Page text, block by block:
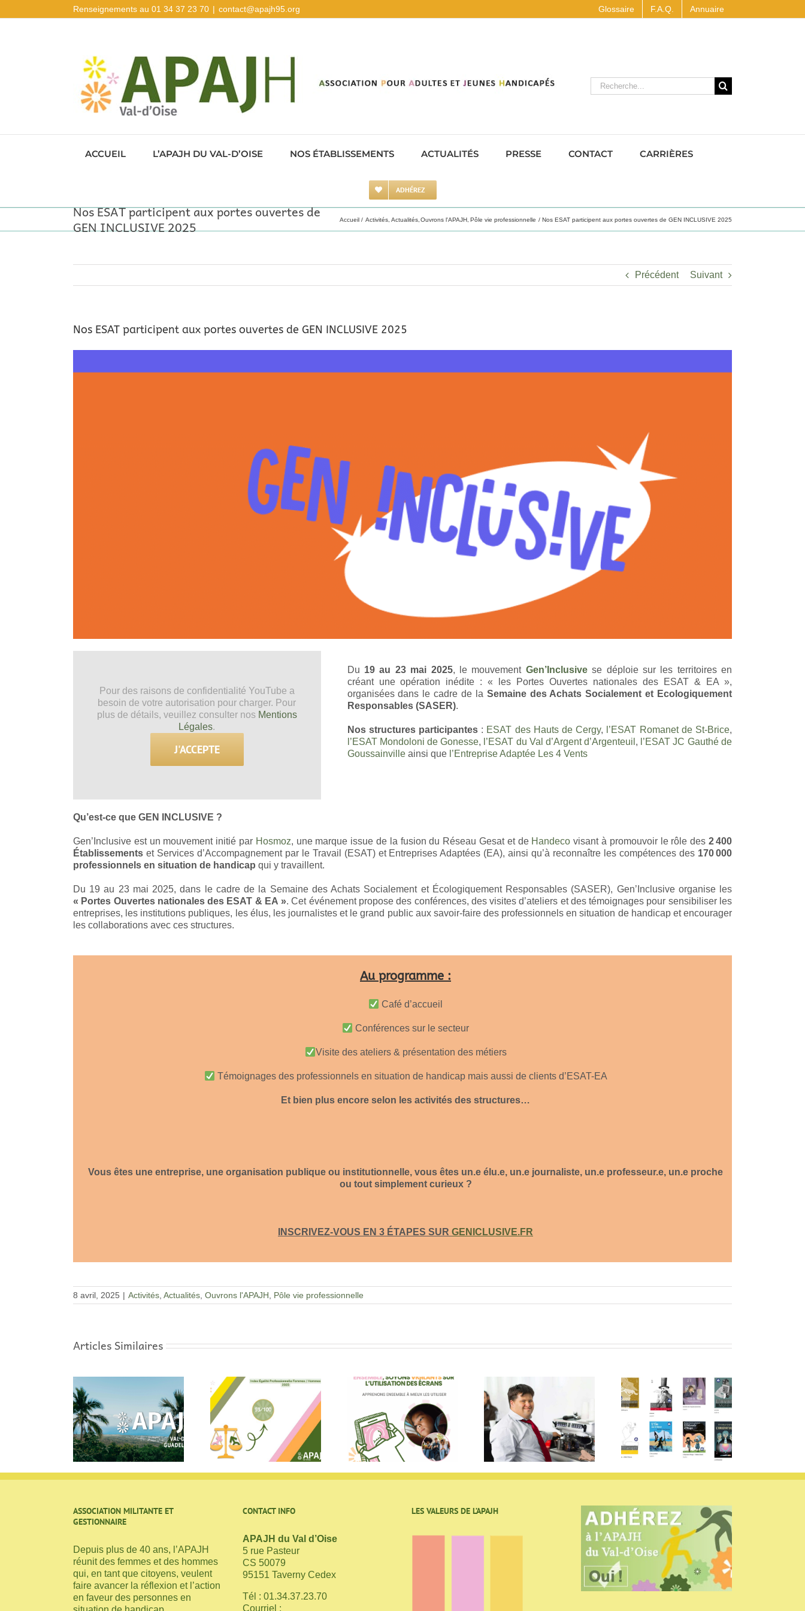
au
Renseignements au 01 34 37 23 70 | contact@apajh95.org Glossaire F.A.Q. Annuaire
Rechercher
ACCUEIL L’APAJH DU VAL-D’OISE NOS ÉTABLISSEMENTS ACTUALITÉS PRESSE CONTACT CARRIÈRES
ADHÉREZ
Nos ESAT participent aux portes ouvertes de
GEN INCLUSIVE 2025
Accueil Activités Actualités Ouvrons l'APAJH Pôle vie professionnelle Nos ESAT participent aux portes ouvertes de GEN INCLUSIVE 2025
Précédent Suivant
Nos ESAT participent aux portes ouvertes de GEN INCLUSIVE 2025
Pour des raisons de confidentialité YouTube a
besoin de votre autorisation pour charger. Pour
plus de détails, veuillez consulter nos Mentions
Légales.
J'ACCEPTE
Du 19 au 23 mai 2025, le mouvement Gen’Inclusivese déploie sur les territoires en
créant une opération inédite : « les Portes Ouvertes nationales des ESAT & EA »,
organisées dans le cadre de la Semaine des Achats Socialement et Ecologiquement
Responsables (SASER).
Nos structures participantes: ESAT des Hauts de Cergy, l’ESAT Romanet de St-Brice,
l’ESAT Mondoloni de Gonesse, l’ESAT du Val d’Argent d’Argenteuil , l’ESAT JC Gauthé de
Goussainvilleainsi que l’Entreprise Adaptée Les 4 Vents
Qu’est-ce que GEN INCLUSIVE ?
Gen’Inclusive est un mouvement initié par Hosmoz, une marque issue de la fusion du Réseau Gesat et de Handeco visant à promouvoir le rôle des2 400
Établissementset Services d’Accompagnement par le Travail (ESAT) et Entreprises Adaptées (EA), ainsi qu’à reconnaître les compétences des 170 000
professionnels en situation de handicap qui y travaillent.
Du 19 au 23 mai 2025, dans le cadre de la Semaine des Achats Socialement et Écologiquement Responsables (SASER), Gen’Inclusive organise les
« Portes Ouvertes nationales des ESAT & EA ». Cet événement propose des conférences, des visites d’ateliers et des témoignages pour sensibiliser les
entreprises, les institutions publiques, les élus, les journalistes et le grand public aux savoir-faire des professionnels en situation de handicap et encourager
les collaborations avec ces structures.
Au programme :
Café d’accueil
Conférences sur le secteur
Visite des ateliers & présentation des métiers
Témoignages des professionnels en situation de handicap mais aussi de clients d’ESAT-EA
Et bien plus encore selon les activités des structures…
Vous êtes une entreprise, une organisation publique ou institutionnelle, vous êtes un.e élu.e, un.e journaliste, un.e professeur.e, un.e proche
ou tout simplement curieux ?
INSCRIVEZ-VOUS EN 3 ÉTAPES SUR GENICLUSIVE.FR
8 avril, 2025 | Activités, Actualités, Ouvrons l'APAJH, Pôle vie professionnelle
Articles Similaires
Index Égalité
Professionnelle
Femmes / Hommes
2025
Les écrans au
quotidien : on en
parle au SESSAD à
Argenteuil
Emploi et handicap
en France : où en est
l’inclusion en milieu
ordinaire en 2025 ?
Le FALC : Des éditeurs
engagés
Destination
Guadeloupe pour 8
travailleurs de Cergy
ASSOCIATION MILITANTE ET
GESTIONNAIRE
Depuis plus de 40 ans, l’APAJH
réunit des femmes et des hommes
qui, en tant que citoyens, veulent
faire avancer la réflexion et l’action
en faveur des personnes en
CONTACT INFO
APAJH du Val d’Oise
5 rue Pasteur
CS 50079
95151 Taverny Cedex
Tél : 01.34.37.23.70
Courriel :
LES VALEURS DE L’APAJH